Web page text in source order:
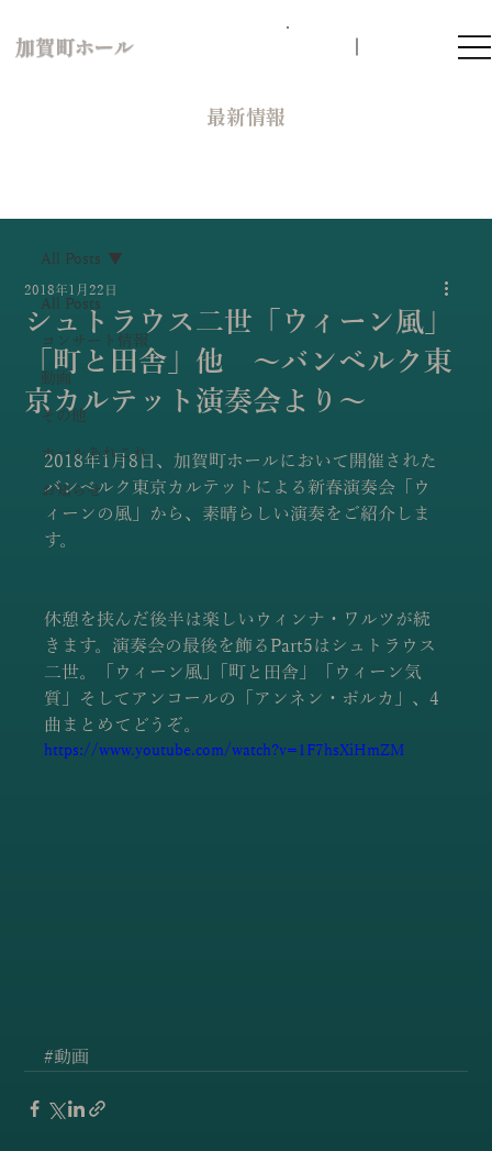
加賀町ホール
​最新情報
All Posts
コンサート情報
動画
その他
ホールあれこれ
お知らせ
All Posts
シュトラウス二世「ウィーン風」
「町と田舎」他 〜バンベルク東
京カルテット演奏会より〜
2018年1月22日
2018年1月8日、加賀町ホールにおいて開催された
バンベルク東京カルテットによる新春演奏会「ウ
ィーンの風」から、素晴らしい演奏をご紹介しま
す。
休憩を挟んだ後半は楽しいウィンナ・ワルツが続
きます。演奏会の最後を飾るPart5はシュトラウス
二世。「ウィーン風」｢町と田舎」「ウィーン気
質」そしてアンコールの「アンネン・ポルカ」、4
曲まとめてどうぞ。
https://www.youtube.com/watch?v=1F7hsXiHmZM
#動画